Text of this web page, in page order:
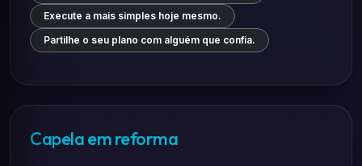
Execute a mais simples hoje mesmo.
Partilhe o seu plano com alguém que confia.
Capela em reforma